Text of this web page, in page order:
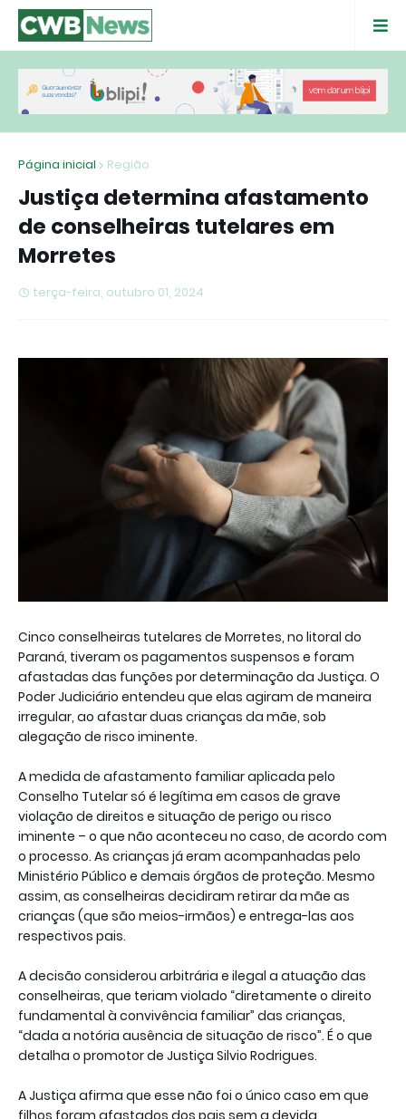
Página inicial Região
Justiça determina afastamento
de conselheiras tutelares em
Morretes
terça-feira, outubro 01, 2024
Cinco conselheiras tutelares de Morretes, no litoral do
Paraná, tiveram os pagamentos suspensos e foram
afastadas das funções por determinação da Justiça. O
Poder Judiciário entendeu que elas agiram de maneira
irregular, ao afastar duas crianças da mãe, sob
alegação de risco iminente.
A medida de afastamento familiar aplicada pelo
Conselho Tutelar só é legítima em casos de grave
violação de direitos e situação de perigo ou risco
iminente – o que não aconteceu no caso, de acordo com
o processo. As crianças já eram acompanhadas pelo
Ministério Público e demais órgãos de proteção. Mesmo
assim, as conselheiras decidiram retirar da mãe as
crianças (que são meios-irmãos) e entrega-las aos
respectivos pais.
A decisão considerou arbitrária e ilegal a atuação das
conselheiras, que teriam violado “diretamente o direito
fundamental à convivência familiar” das crianças,
“dada a notória ausência de situação de risco”. É o que
detalha o promotor de Justiça Silvio Rodrigues.
A Justiça afirma que esse não foi o único caso em que
filhos foram afastados dos pais sem a devida